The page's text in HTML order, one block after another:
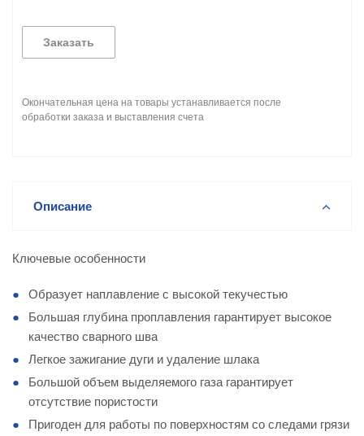
Заказать
Окончательная цена на товары устанавливается после
обработки заказа и выставления счета
Описание
Ключевые особенности
Образует наплавление с высокой текучестью
Большая глубина проплавления гарантирует высокое
качество сварного шва
Легкое зажигание дуги и удаление шлака
Большой объем выделяемого газа гарантирует
отсутствие пористости
Пригоден для работы по поверхностям со следами грязи